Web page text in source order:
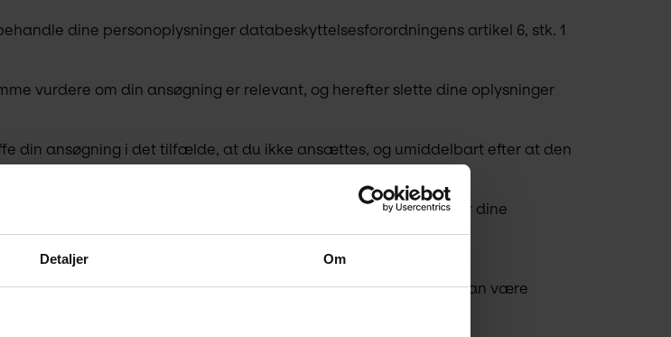
Detaljer Om
dine personoplysninger databeskyttelsesforordningens artikel 6, stk. 1
vurdere om din ansøgning er relevant, og herefter slette dine oplysninger
din ansøgning i det tilfælde, at du ikke ansættes, og umiddelbart efter at den
vil vi give dig særskilt information om hvordan, at vi behandler dine
samt benytter os af leverandører, hvoraf nogle kan være